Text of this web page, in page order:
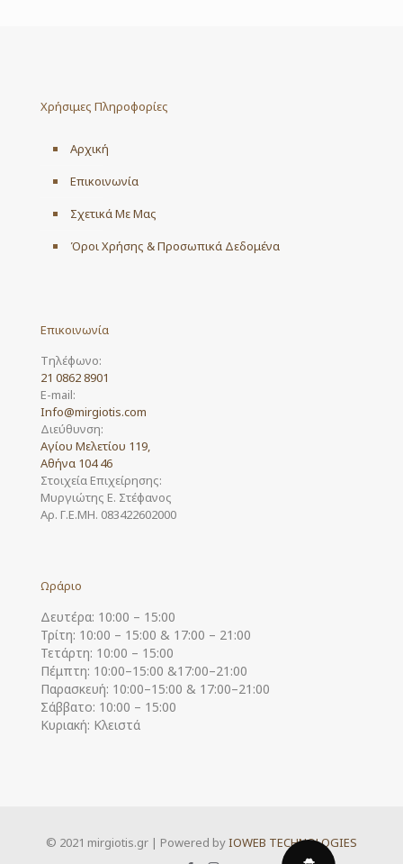
be
on
product
Χρήσιμες Πληροφορίες
Αρχική
Επικοινωνία
Σχετικά Με Μας
Όροι Χρήσης & Προσωπικά Δεδομένα
Επικοινωνία
Τηλέφωνο:
21 0862 8901
E-mail:
Info@mirgiotis.com
Διεύθυνση:
Αγίου Μελετίου 119,
Αθήνα 104 46
Στοιχεία Επιχείρησης:
Μυργιώτης Ε. Στέφανος
Αρ. Γ.Ε.ΜΗ. 083422602000
Ωράριο
Δευτέρα: 10:00 – 15:00
Τρίτη: 10:00 – 15:00 & 17:00 – 21:00
Τετάρτη: 10:00 – 15:00
Πέμπτη: 10:00–15:00 &17:00–21:00
Παρασκευή: 10:00–15:00 & 17:00–21:00
Σάββατο: 10:00 – 15:00
Κυριακή: Κλειστά
© 2021 mirgiotis.gr | Powered byIOWEB TECHNOLOGIES